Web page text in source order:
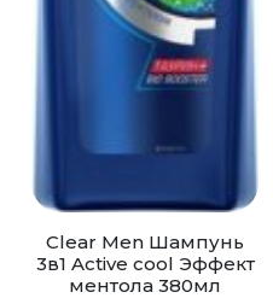
Clear Men Шампунь
3в1 Active cool Эффект
ментола 380мл